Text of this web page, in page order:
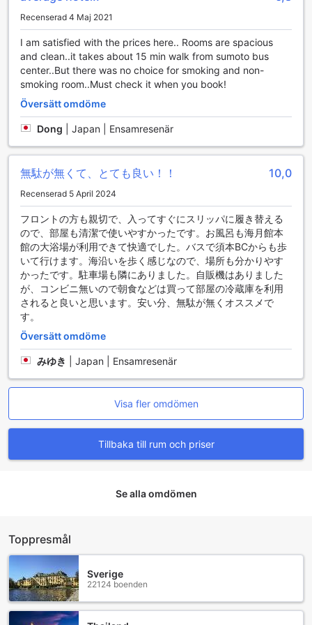
favoritsnacks och drycker under din tid här.
För att möta alla dina behov erbjuder City Kaigetsu även
högkvalitativa toalettartiklar, som gör att du kan fräscha
upp dig efter en lång dag av sightseeing. Du kommer att
uppskatta de mjuka sängkläderna och handdukarna som
finns tillgängliga, vilket ger en extra touch av lyx och
komfort. Med dessa faciliteter är City Kaigetsu det perfekta
valet för både affärsresenärer och turister som söker en
avkopplande och bekväm plats att kalla hem under sin
vistelse i Kobe.
Upplev kulinariska äventyr i City Kaigetsus delade kök
På City Kaigetsu i Kobe, Japan, får gästerna möjlighet att
utforska sina kulinariska färdigheter i det delade köket, en
unik och social plats där matlagning blir en gemensam
upplevelse. Här kan du njuta av att laga dina egna måltider
med färska, lokala ingredienser och en mängd olika
köksredskap som står till ditt förfogande. Oavsett om du är
en erfaren kock eller en nybörjare, erbjuder det delade
köket en inspirerande miljö där du kan experimentera med
japanska recept eller dela dina egna favoriträtter med
andra gäster.
Det delade köket är inte bara en plats för matlagning; det
är också en mötespunkt för människor från hela världen.
Här kan du utbyta recept och matlagningstips med andra
samhörighet. Efter en lång dag av sightseeing kan du njuta
av att samlas runt matbordet och njuta av de rätter du har
tillrett tillsammans, vilket gör din vistelse på City Kaigetsu
till en oförglömlig och smakfull upplevelse.
Rumserbjudanden på City Kaigetsu
passa alla besökares behov. Välj mellan Superior Twin, där
är utrustade med två enkelsängar och mäter 6
kvadratmeter, perfekta för en avkopplande vistelse. För
den som reser med familj eller vänner finns det rymliga
Triple-rum, idealiska för att dela upplevelsen av Kobe. Om
du föredrar mer privatliv, erbjuder City Kaigetsu även
Single-rum, både rökfria och med en enkel säng, för en
Recenserad 4 Maj 2021
I am satisfied with the prices here.. Rooms are spacious
and clean..it takes about 15 min walk from sumoto bus
center..But there was no choice for smoking and non-
smoking room..Must check it when you book!
Översätt omdöme
Dong Japan | Ensamresenär
無駄が無くて、とても良い！！ 10,0
Recenserad 5 April 2024
フロントの方も親切で、入ってすぐにスリッパに履き替える
ので、部屋も清潔で使いやすかったです。お風呂も海月館本
館の大浴場が利用できて快適でした。バスで須本BCからも歩
いて行けます。海沿いを歩く感じなので、場所も分かりやす
かったです。駐車場も隣にありました。自販機はありました
が、コンビニ無いので朝食などは買って部屋の冷蔵庫を利用
されると良いと思います。安い分、無駄が無くオススメで
す。
Översätt omdöme
みゆき Japan | Ensamresenär
Visa fler omdömen
Tillbaka till rum och priser
Se alla omdömen
Toppresmål
Sverige
22124 boenden